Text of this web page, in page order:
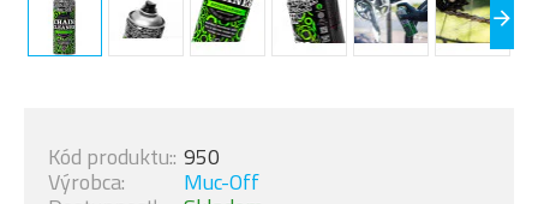
Výrobca: Muc-Off
Kód produktu:: 950